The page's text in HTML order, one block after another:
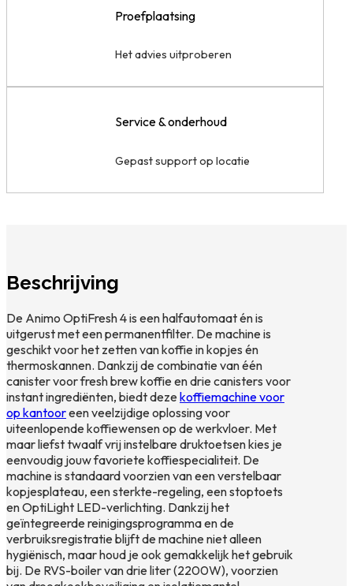
Proefplaatsing
Het advies uitproberen
Service & onderhoud
Gepast support op locatie
Beschrijving
De Animo OptiFresh 4 is een halfautomaat én is
uitgerust met een permanentfilter. De machine is
geschikt voor het zetten van koffie in kopjes én
thermoskannen. Dankzij de combinatie van één
canister voor fresh brew koffie en drie canisters voor
instant ingrediënten, biedt deze koffiemachine voor
op kantooreen veelzijdige oplossing voor
uiteenlopende koffiewensen op de werkvloer. Met
maar liefst twaalf vrij instelbare druktoetsen kies je
eenvoudig jouw favoriete koffiespecialiteit. De
machine is standaard voorzien van een verstelbaar
kopjesplateau, een sterkte-regeling, een stoptoets
en OptiLight LED-verlichting. Dankzij het
geïntegreerde reinigingsprogramma en de
verbruiksregistratie blijft de machine niet alleen
hygiënisch, maar houd je ook gemakkelijk het gebruik
bij. De RVS-boiler van drie liter (2200W), voorzien